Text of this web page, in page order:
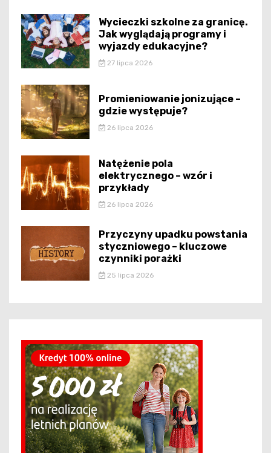
Wycieczki szkolne za granicę.
Jak wyglądają programy i
wyjazdy edukacyjne?
27 lipca 2026
Promieniowanie jonizujące –
gdzie występuje?
26 lipca 2026
Natężenie pola
elektrycznego – wzór i
przykłady
26 lipca 2026
Przyczyny upadku powstania
styczniowego – kluczowe
czynniki porażki
25 lipca 2026